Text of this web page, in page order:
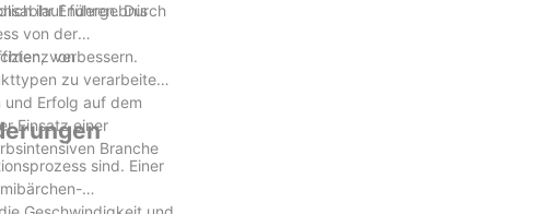
ihr Endergebnis
führen. Durch
von der
verbessern.
von
zu verarbeiten
Erfolg auf dem
Einsatz einer
Branche
sind. Einer